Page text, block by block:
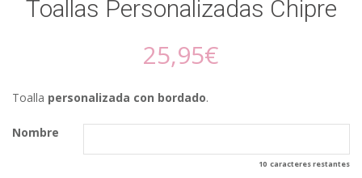
Toallas Personalizadas Chipre
25,95€
Toalla personalizada con bordado.
Nombre
10 caracteres restantes